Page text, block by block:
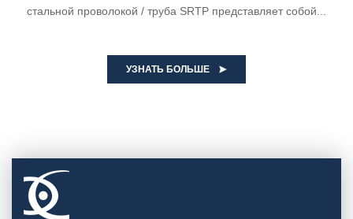
стальной проволокой / труба SRTP представляет собой...
УЗНАТЬ БОЛЬШЕ